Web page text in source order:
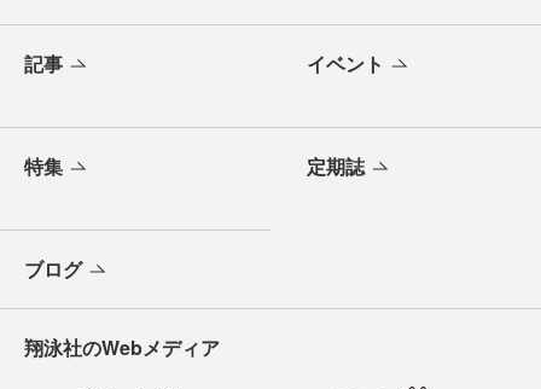
記事 イベント
特集 定期誌
ブログ
翔泳社のWebメディア